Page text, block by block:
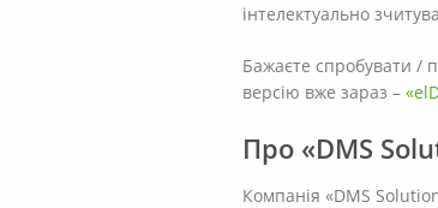
інтелектуально
Бажаєте спробувати /
версію вже зараз –
Про «DMS
Компанія «DMS